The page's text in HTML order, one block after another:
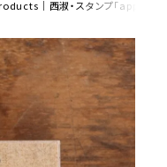
｜西淑・スタンプ「apple」